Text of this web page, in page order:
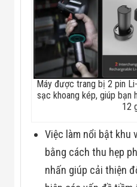
Máy được trang bị 2 pin
sạc khoang kép, giúp bạn
12
Việc làm nổi bật khu
bằng cách thu hẹp
nhấn giúp cải thiện